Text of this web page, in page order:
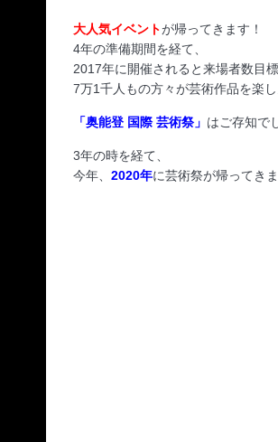
大人気イベントが帰ってきます！
4年の準備期間を経て、
2017年に開催されると来場者数目
7万1千人もの方々が芸術作品を楽
「奥能登 国際 芸術祭」 はご存知で
3年の時を経て、
今年、 2020年に芸術祭が帰ってき